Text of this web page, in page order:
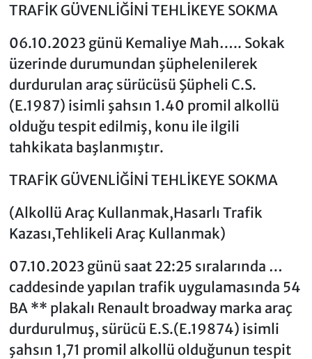
TRAFİK GÜVENLİĞİNİ TEHLİKEYE SOKMA
06.10.2023 günü Kemaliye Mah….. Sokak
üzerinde durumundan şüphelenilerek
durdurulan araç sürücüsü Şüpheli C.S.
(E.1987) isimli şahsın 1.40 promil alkollü
olduğu tespit edilmiş, konu ile ilgili
tahkikata başlanmıştır.
TRAFİK GÜVENLİĞİNİ TEHLİKEYE SOKMA
(Alkollü Araç Kullanmak,Hasarlı Trafik
Kazası,Tehlikeli Araç Kullanmak)
07.10.2023 günü saat 22:25 sıralarında …
caddesinde yapılan trafik uygulamasında 54
BA ** plakalı Renault broadway marka araç
durdurulmuş, sürücü E.S.(E.19874) isimli
şahsın 1,71 promil alkollü olduğunun tespit